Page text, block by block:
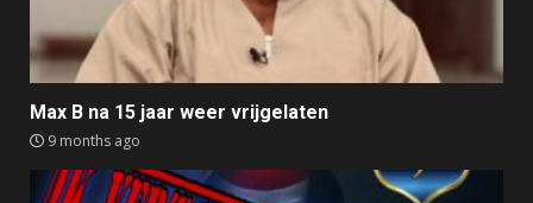
Max B na 15 jaar weer vrijgelaten
9 months ago